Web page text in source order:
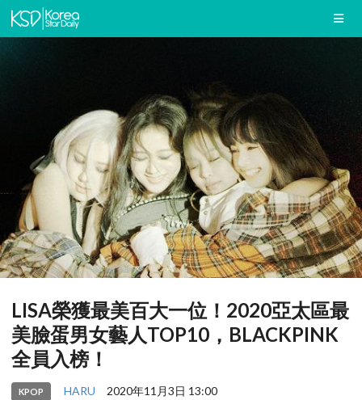
LISA榮獲最美百大一位！2020亞太區最
美臉蛋男女藝人TOP10，BLACKPINK
全員入榜！
KPOP HARU 2020年11月3日 13:00